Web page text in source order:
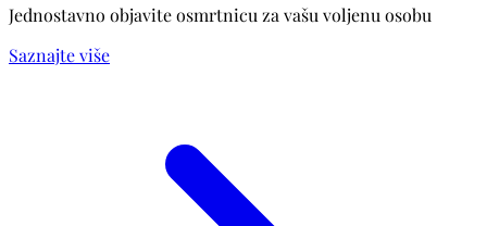
Jednostavno objavite osmrtnicu za vašu voljenu osobu
Saznajte više